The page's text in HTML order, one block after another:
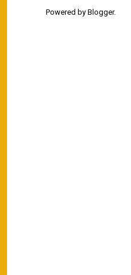
Powered by Blogger.